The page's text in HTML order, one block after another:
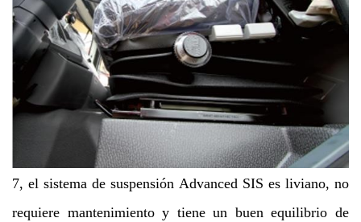
7, el sistema de suspensión Advanced SIS es liviano, no
requiere mantenimiento y tiene un buen equilibrio de